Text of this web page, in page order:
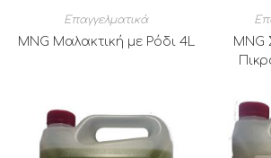
Επαγγελματικά
MNG Μαλακτική με Ρόδι 4L